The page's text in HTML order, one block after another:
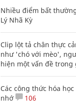
Nhiều điểm bất
Lý Nhã Kỳ
Clip lột tả chân thực
như 'chó với mèo',
hiện một vấn đề trong
Các công thức hóa
nhớ
106